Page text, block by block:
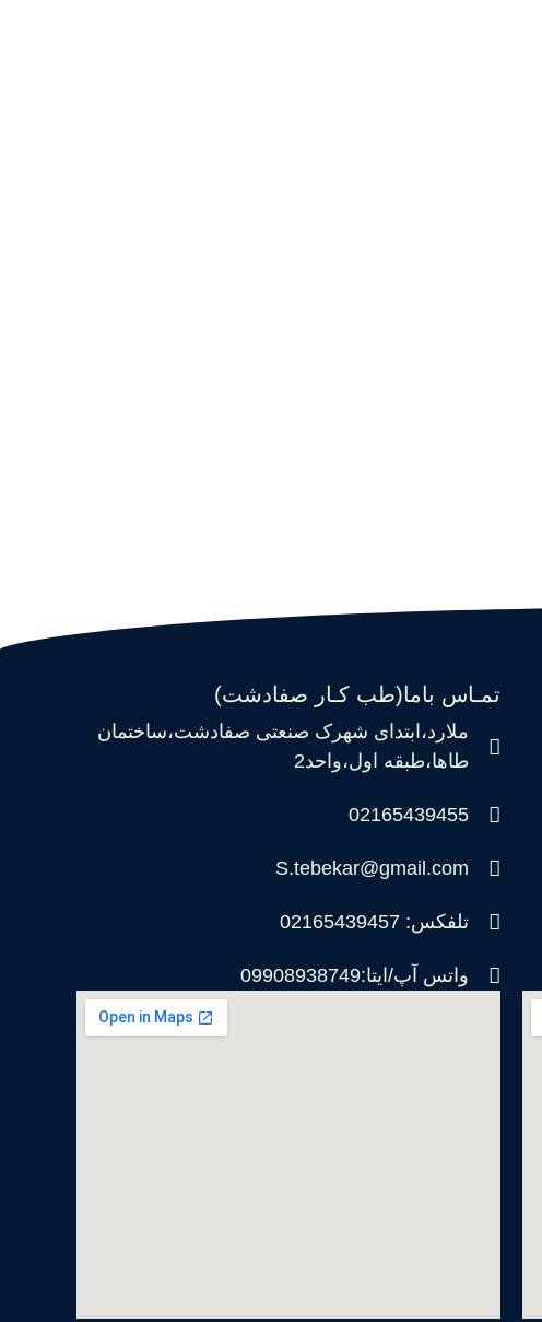
تمـاس باما(طب کـار صفادشت)
ملارد،ابتدای شهرک صنعتی صفادشت،ساختمان
طاها،طبقه اول،واحد2
02165439455
S.tebekar@gmail.com
تلفکس: 02165439457
واتس آپ/ایتا:09908938749